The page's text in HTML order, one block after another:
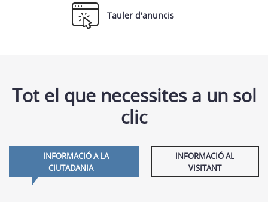
Tauler d'anuncis
Tot el que necessites a un sol
clic
INFORMACIÓ A LA
CIUTADANIA
INFORMACIÓ AL
VISITANT